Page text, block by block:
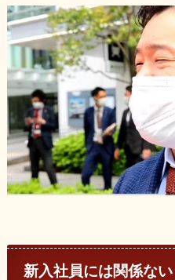
新入社員には関係な